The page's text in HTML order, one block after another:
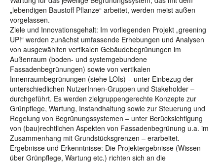
„lebendigen Baustoff Pflanze“ arbeitet, werden meist außen
vorgelassen.
Ziele und Innovationsgehalt: Im vorliegenden Projekt „greening
UP!“ werden zunächst umfassende Erhebungen und Analysen
von ausgewählten vertikalen Gebäudebegrünungen im
Außenraum (boden- und systemgebundene
Fassadenbegrünungen) sowie von vertikalen
Innenraumbegrünungen (siehe LOIs) – unter Einbezug der
unterschiedlichen NutzerInnen-Gruppen und Stakeholder –
durchgeführt. Es werden zielgruppengerechte Konzepte zur
Grünpflege, Wartung, Instandhaltung sowie zur Steuerung und
Regelung von Begrünungssystemen – unter Berücksichtigung
von (bau)rechtlichen Aspekten von Fassadenbegrünung u.a. im
Zusammenhang mit Grundstücksgrenzen – erarbeitet.
Ergebnisse und Erkenntnisse: Die Projektergebnisse (Wissen
über Grünpflege, Wartung etc.) richten sich an die